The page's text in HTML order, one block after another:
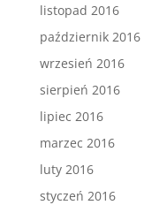
listopad 2016
październik 2016
wrzesień 2016
sierpień 2016
lipiec 2016
marzec 2016
luty 2016
styczeń 2016